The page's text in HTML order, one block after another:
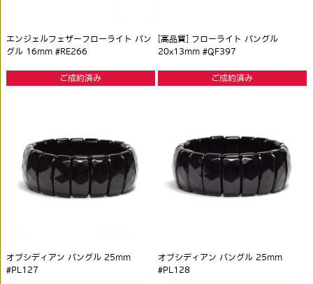
エンジェルフェザーフローライト バン
グル 16mm #RE266
ご成約済み
[高品質] フローライト バングル
20x13mm #QF397
ご成約済み
オブシディアン バングル 25mm
#PL127
オブシディアン バングル 25mm
#PL128